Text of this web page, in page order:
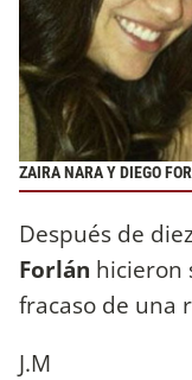
ZAIRA NARA Y DIEGO
Después de
Forlán hicieron
fracaso de una
J.M